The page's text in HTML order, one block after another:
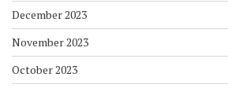
December 2023
November 2023
October 2023